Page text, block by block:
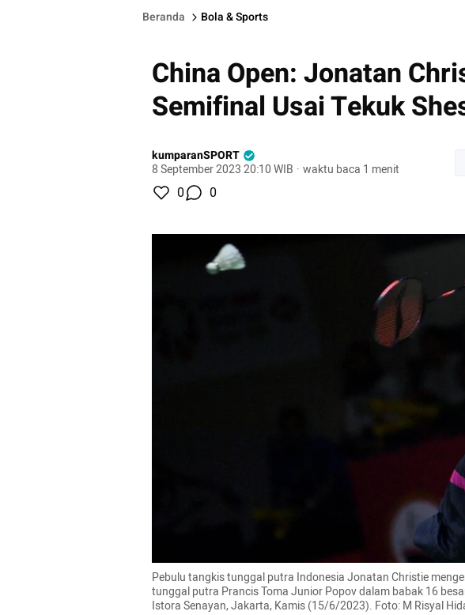
Beranda Bola & Sports
China Open: Jonatan
Semifinal Usai Tekuk
kumparanSPORT
8 September 2023 20:10 WIB · waktu baca 1 menit
0 0
Pebulu tangkis tunggal putra Indonesia Jonatan Christie
tunggal putra Prancis Toma Junior Popov dalam babak 16
Istora Senayan, Jakarta, Kamis (15/6/2023). Foto: M Risyal